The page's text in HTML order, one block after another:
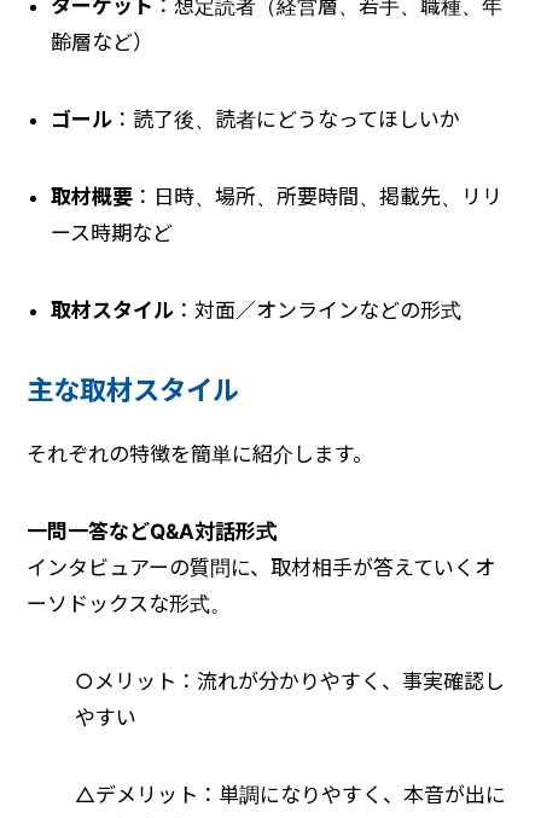
ターゲット ：想定読者（経営層、若手、職種、年
齢層など）
ゴール ：読了後、読者にどうなってほしいか
取材概要 ：日時、場所、所要時間、掲載先、リリ
ース時期など
取材スタイル ：対面／オンラインなどの形式
主な取材スタイル
それぞれの特徴を簡単に紹介します。
一問一答などQ&A対話形式
インタビュアーの質問に、取材相手が答えていくオ
ーソドックスな形式。
○メリット：流れが分かりやすく、事実確認し
やすい
△デメリット：単調になりやすく、本音が出に